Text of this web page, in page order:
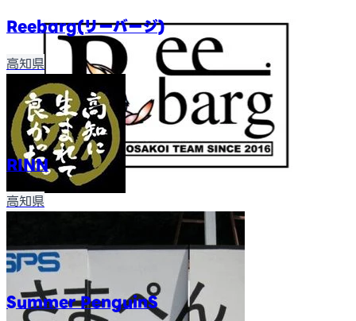
Reebarg(リーバージ)
高知県
RINN
高知県
Summer PenguinS